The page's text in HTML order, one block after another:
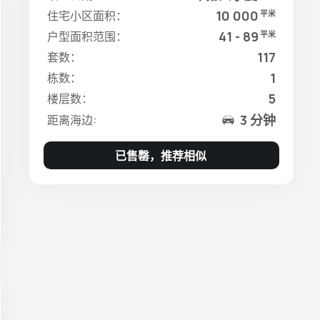
住宅小区面积： 10 000 平米
户型面积范围： 41 - 89 平米
套数： 117
栋数： 1
楼层数： 5
距离海边: 3 分钟
已售罄，推荐相似